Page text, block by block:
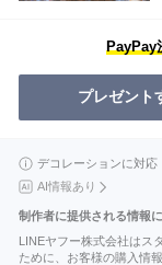
PayPay
プレゼント
デコレーションに対応
AI情報あり
制作者に提供される情報
LINEヤフー株式会社はス
ために、お客様の購入情